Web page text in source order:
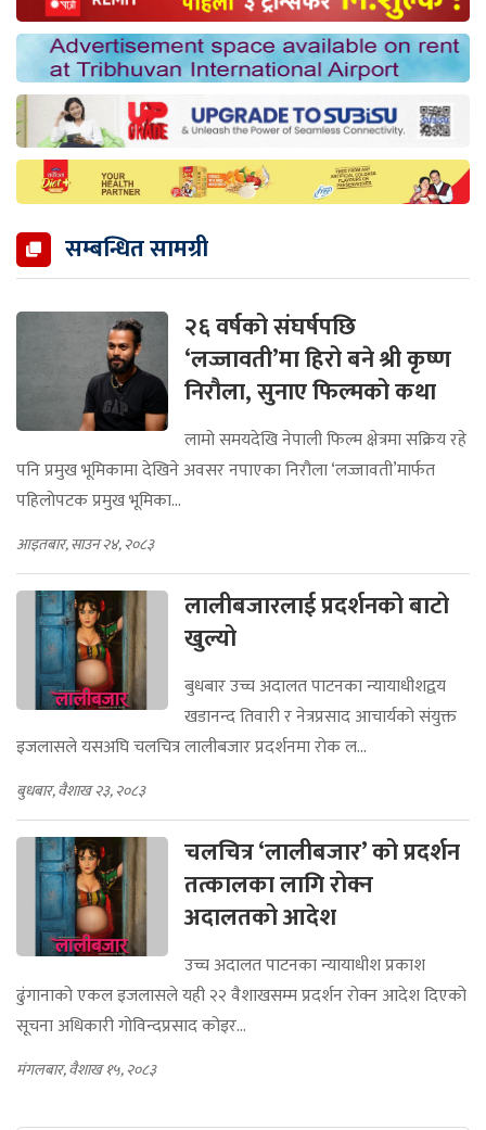
सम्बन्धित सामग्री
२६ वर्षको संघर्षपछि
‘लज्जावती’मा हिरो बने श्री कृष्ण
निरौला, सुनाए फिल्मको कथा
लामो समयदेखि नेपाली फिल्म क्षेत्रमा सक्रिय रहे
पनि प्रमुख भूमिकामा देखिने अवसर नपाएका निरौला ‘लज्जावती’मार्फत
पहिलोपटक प्रमुख भूमिका...
आइतबार, साउन २४, २०८३
लालीबजारलाई प्रदर्शनको बाटो
खुल्यो
बुधबार उच्च अदालत पाटनका न्यायाधीशद्वय
खडानन्द तिवारी र नेत्रप्रसाद आचार्यको संयुक्त
इजलासले यसअघि चलचित्र लालीबजार प्रदर्शनमा रोक ल...
बुधबार, वैशाख २३, २०८३
चलचित्र ‘लालीबजार’ को प्रदर्शन
तत्कालका लागि रोक्न
अदालतको आदेश
उच्च अदालत पाटनका न्यायाधीश प्रकाश
ढुंगानाको एकल इजलासले यही २२ वैशाखसम्म प्रदर्शन रोक्न आदेश दिएको
सूचना अधिकारी गोविन्दप्रसाद कोइर...
मंगलबार, वैशाख १५, २०८३